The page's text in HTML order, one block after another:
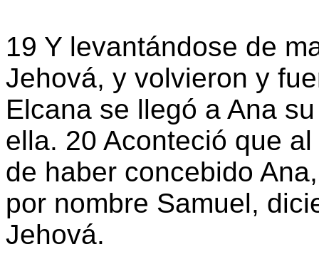
19 Y levantándose de
Jehová, y volvieron y
Elcana se llegó a Ana
ella. 20 Aconteció que
de haber concebido
por nombre Samuel,
Jehová.